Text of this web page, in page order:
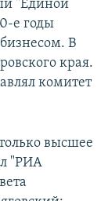
"Единой
е годы
В
края.
комитет
высшее
"РИА